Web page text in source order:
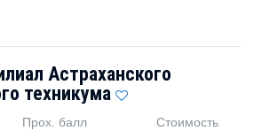
Астраханского
техникума
Прох. балл Стоимость